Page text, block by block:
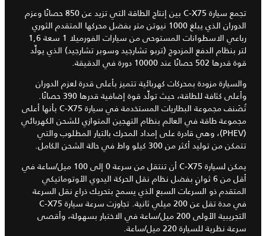
تجمع سيارة C-X75 بين إنتاج الطاقة التي تزيد عن 850 حصانًا وعزم
الدوران الذي يبلغ 1000 نيوتن متر بفضل محركها المتقدم الثوري
رباعي الاسطوانات المستوحى من سيارات الفورميلا 1 سعة 1,6
لتر بنظام الدفع المزدوج (تربو تشارجيد وسوبر تشارجيد) الذي يولِّد
قوة قدرها 502 حصانًا عند 10000 دورة في الدقيقة.
والسيارة مزودة بمحركات كهربائية تتميز بأعلى قدرة لعزم الدوران
وأعلى كثافة للطاقة، حيث تولِّد قوة إضافية قدرها 390 حصانًا.
تُصَنف مجموعة البطاريات المستخدمة في سيارة C-X75 بأنها أعلى
مجموعة طاقة في العالم بنظام التهجين المتوازي للشحن الكهربائي
(PHEV)، وهي قادرة على إمداد المحرك بالتيار المطلوب والتي
تتمكن من توليد أكثر من 300 كيلو واط في حالة الشحن الكامل.
يمكن لسيارة C-X75 أن تنتقل من سرعة 0 إلى 100 ميل/ساعة في
أقل من 6 ثوانٍ بفضل نظام نقل الحركة اليدوي الأوتوماتيكي
المتقدم ذو السرعات السبع الذي يسمح بتحريك ذراع نقل السرعة
في مدة تقل عن 200 ميلي ثانية. تجاوزت سرعة سيارة C-X75
التجريبية الأولى 200 ميل/ساعة في الاختبار بسهولة، وأقصى
سرعة نظرية للسيارة 220 ميل/ساعة.